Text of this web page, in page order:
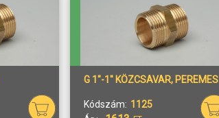
G 1"-1" KÖZCSAVAR, PEREMES
Kódszám: 1125